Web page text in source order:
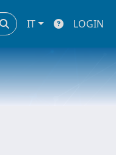
IT LOGIN